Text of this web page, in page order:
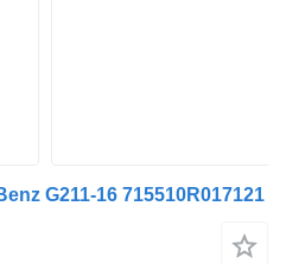
G211-16 715510R017121